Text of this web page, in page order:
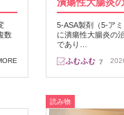
数
5-ASA製剤（5-ア
に潰瘍性大腸炎の
であり…
7
読み物